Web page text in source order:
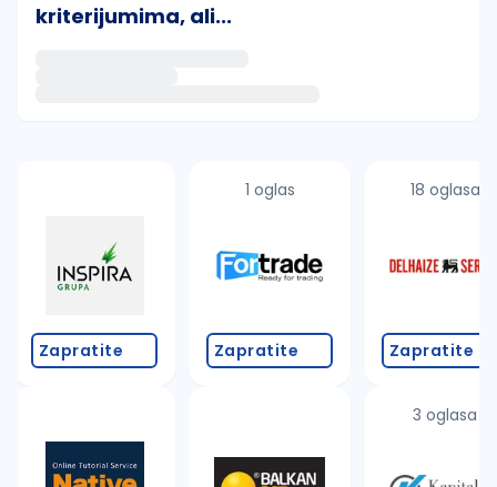
kriterijumima, ali...
Takođe možete da:
proverite pravopisne greške (koristite č, ć, š, đ,
promenite odabrane filtere pretrage
Zapratite
1 oglas
Zapratite
18 oglasa
Zapratite
3 oglasa